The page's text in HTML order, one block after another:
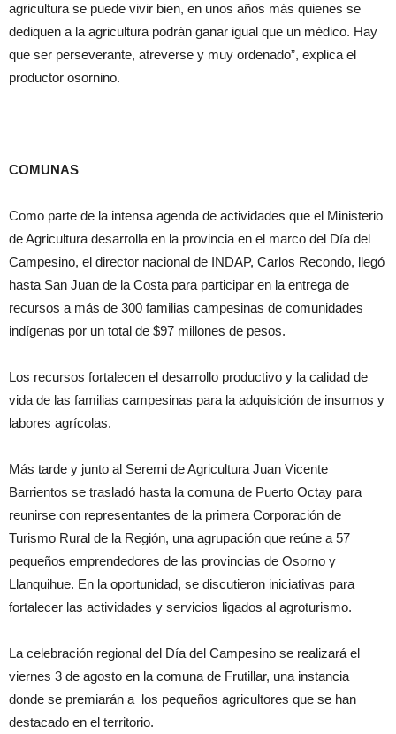
agricultura se puede vivir bien, en unos años más quienes se
dediquen a la agricultura podrán ganar igual que un médico. Hay
que ser perseverante, atreverse y muy ordenado”, explica el
productor osornino.
COMUNAS
Como parte de la intensa agenda de actividades que el Ministerio
de Agricultura desarrolla en la provincia en el marco del Día del
Campesino, el director nacional de INDAP, Carlos Recondo, llegó
hasta San Juan de la Costa para participar en la entrega de
recursos a más de 300 familias campesinas de comunidades
indígenas por un total de $97 millones de pesos.
Los recursos fortalecen el desarrollo productivo y la calidad de
vida de las familias campesinas para la adquisición de insumos y
labores agrícolas.
Más tarde y junto al Seremi de Agricultura Juan Vicente
Barrientos se trasladó hasta la comuna de Puerto Octay para
reunirse con representantes de la primera Corporación de
Turismo Rural de la Región, una agrupación que reúne a 57
pequeños emprendedores de las provincias de Osorno y
Llanquihue. En la oportunidad, se discutieron iniciativas para
fortalecer las actividades y servicios ligados al agroturismo.
La celebración regional del Día del Campesino se realizará el
viernes 3 de agosto en la comuna de Frutillar, una instancia
donde se premiarán a los pequeños agricultores que se han
destacado en el territorio.